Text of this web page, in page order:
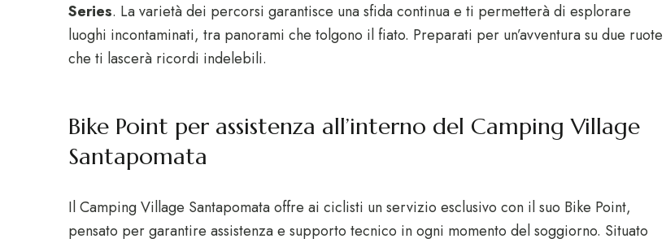
Series. La varietà dei percorsi garantisce una sfida continua e ti permetterà di esplorare
luoghi incontaminati, tra panorami che tolgono il fiato. Preparati per un’avventura su due ruote
che ti lascerà ricordi indelebili.
Bike Point per assistenza all’interno del Camping Village
Santapomata
Il Camping Village Santapomata offre ai ciclisti un servizio esclusivo con il suo Bike Point,
pensato per garantire assistenza e supporto tecnico in ogni momento del soggiorno. Situato